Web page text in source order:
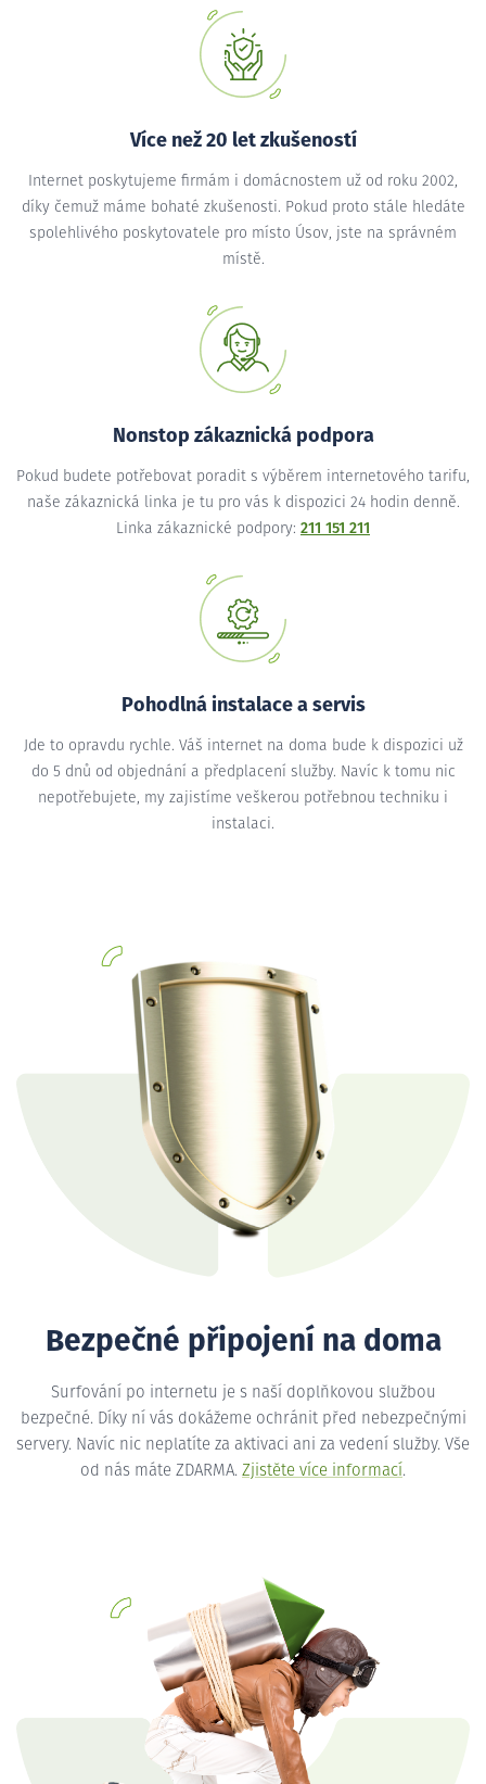
Více než 20 let zkušeností
Internet poskytujeme firmám i domácnostem už od roku 2002,
díky čemuž máme bohaté zkušenosti. Pokud proto stále hledáte
spolehlivého poskytovatele pro místo Úsov, jste na správném
místě.
Nonstop zákaznická podpora
Pokud budete potřebovat poradit s výběrem internetového tarifu,
naše zákaznická linka je tu pro vás k dispozici 24 hodin denně.
Linka zákaznické podpory: 211 151 211
Pohodlná instalace a servis
Jde to opravdu rychle. Váš internet na doma bude k dispozici už
do 5 dnů od objednání a předplacení služby. Navíc k tomu nic
nepotřebujete, my zajistíme veškerou potřebnou techniku i
instalaci.
Bezpečné připojení na doma
Surfování po internetu je s naší doplňkovou službou
bezpečné. Díky ní vás dokážeme ochránit před nebezpečnými
servery. Navíc nic neplatíte za aktivaci ani za vedení služby. Vše
od nás máte ZDARMA. Zjistěte více informací.